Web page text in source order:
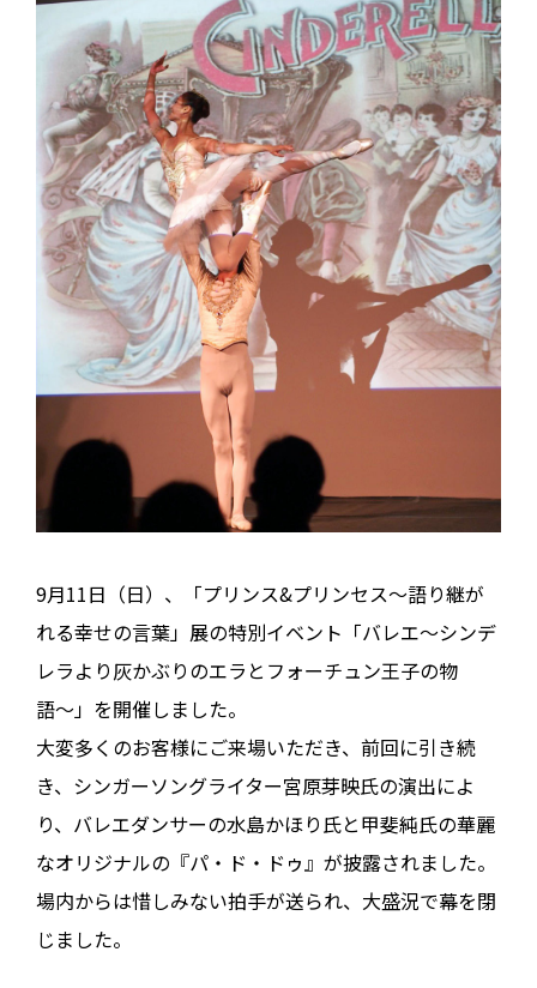
9月11日（日）、「プリンス&プリンセス〜語り継が
れる幸せの言葉」展の特別イベント「バレエ〜シンデ
レラより灰かぶりのエラとフォーチュン王子の物
語〜」を開催しました。
大変多くのお客様にご来場いただき、前回に引き続
き、シンガーソングライター宮原芽映氏の演出によ
り、バレエダンサーの水島かほり氏と甲斐純氏の華麗
なオリジナルの『パ・ド・ドゥ』が披露されました。
場内からは惜しみない拍手が送られ、大盛況で幕を閉
じました。